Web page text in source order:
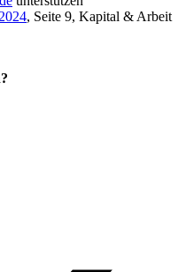
, Seite 9, Kapital & Arbeit